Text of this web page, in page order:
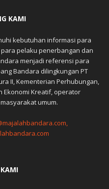
KAMI
kebutuhan informasi para
pelaku penerbangan dan
menjadi referensi para
Bandara dilingkungan PT
II, Kementerian Perhubungan,
Ekonomi Kreatif, operator
umum.